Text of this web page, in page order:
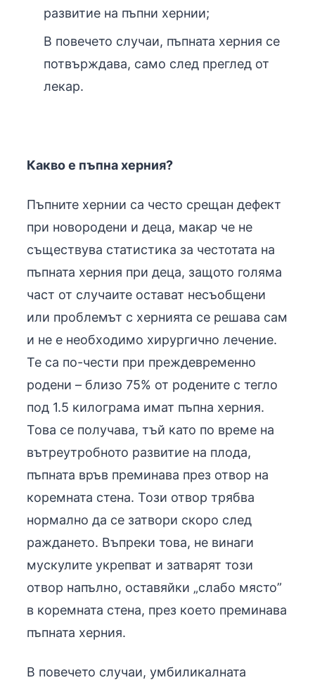
развитие на пъпни хернии;
В повечето случаи, пъпната херния се
потвърждава, само след преглед от
лекар.
Какво е пъпна херния?
Пъпните хернии са често срещан дефект
при новородени и деца, макар че не
съществува статистика за честотата на
пъпната херния при деца, защото голяма
част от случаите остават несъобщени
или проблемът с хернията се решава сам
и не е необходимо хирургично лечение.
Те са по-чести при преждевременно
родени – близо 75% от родените с тегло
под 1.5 килограма имат пъпна херния.
Това се получава, тъй като по време на
вътреутробното развитие на плода,
пъпната връв преминава през отвор на
коремната стена. Този отвор трябва
нормално да се затвори скоро след
раждането. Въпреки това, не винаги
мускулите укрепват и затварят този
отвор напълно, оставяйки „слабо място”
в коремната стена, през което преминава
пъпната херния.
В повечето случаи, умбиликалната